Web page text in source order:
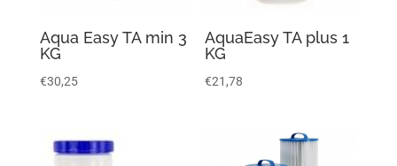
Aqua Easy TA min 3
KG
€30,25
AquaEasy TA plus 1
KG
€21,78